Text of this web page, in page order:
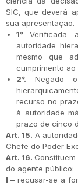
SIC, que deverá
sua apresentação.
1°Verificada
autoridade
mesmo que
cumprimento
2°. Negado
recurso no
à autoridade
prazo de cinco
Art. 15. A
Chefe do Poder
Art. 16.
do agente público:
I – recusar-se a